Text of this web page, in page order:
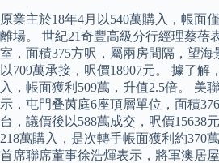
原業主於18年4月以540萬購入，帳面
離場。 世紀21奇豐高級分行經理蔡蓓
室，面積375方呎，屬兩房間隔，望海
以709萬承接，呎價18907元。 據了解
入，帳面獲利509萬，升值2.5倍。 美
示，屯門叠茵庭6座頂層單位，面積
台，議價後以588萬成交，呎價15638
218萬購入，是次轉手帳面獲利約370
首席聯席董事徐浩煇表示，將軍澳居